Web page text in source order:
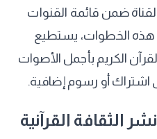
ضمن قائمة القنوات
هذه الخطوات، يستطيع
الكريم بأجمل الأصوات
اشتراك أو رسوم إضافية.
الثقافة القرآنية